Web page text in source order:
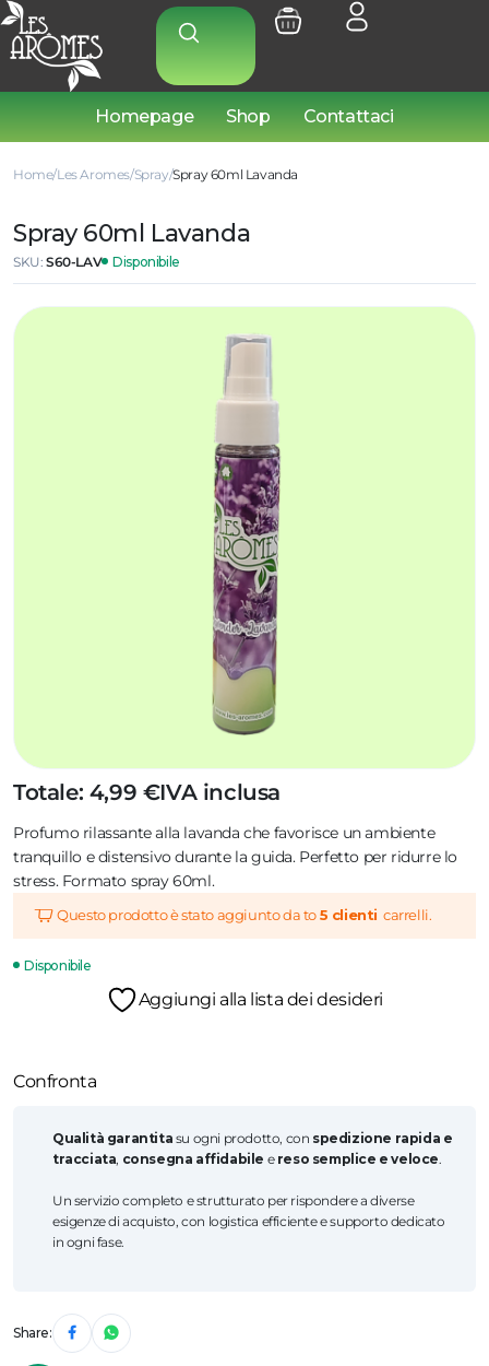
Homepage Shop Contattaci
Home Les Aromes Spray Spray 60ml Lavanda
Spray 60ml Lavanda
SKU: S60-LAV Disponibile
IVA inclusa
Totale: 4,99 €
Profumo rilassante alla lavanda che favorisce un ambiente
tranquillo e distensivo durante la guida. Perfetto per ridurre lo
stress. Formato spray 60ml.
Questo prodotto è stato aggiunto da to5 clienti carrelli.
Disponibile
Aggiungi alla lista dei desideri
Confronta
Qualità garantita su ogni prodotto, con spedizione rapida e
tracciata, consegna affidabile e reso semplice e veloce.
Un servizio completo e strutturato per rispondere a diverse
esigenze di acquisto, con logistica efficiente e supporto dedicato
in ogni fase.
Share: